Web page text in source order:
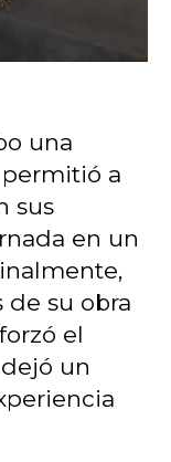
una
a
sus
en un
de su obra
el
un